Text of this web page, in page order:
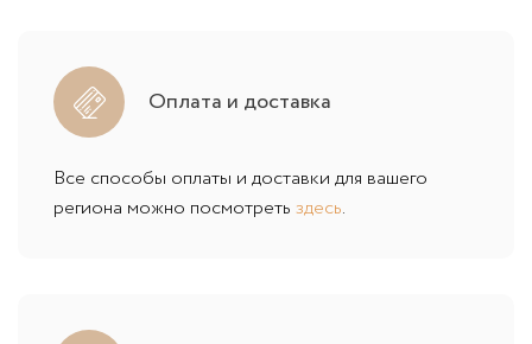
Оплата и доставка
Все способы оплаты и доставки для вашего
региона можно посмотреть здесь.